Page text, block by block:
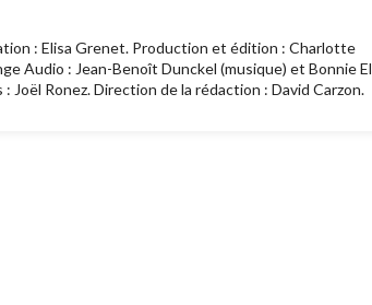
: Elisa Grenet. Production et édition : Charlotte
Audio : Jean-Benoît Dunckel (musique) et Bonnie El
Ronez. Direction de la rédaction : David Carzon.